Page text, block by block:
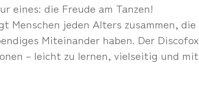
eines: die Freude am Tanzen!
Menschen jeden Alters zusammen, die
Miteinander haben. Der Discofox
– leicht zu lernen, vielseitig und mit